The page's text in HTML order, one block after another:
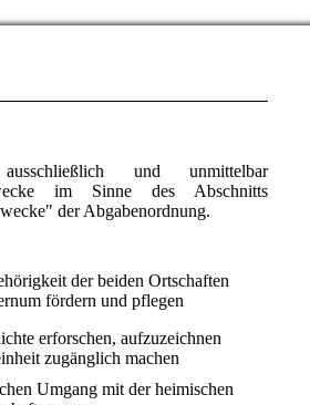
und unmittelbar
im Sinne des Abschnitts
der Abgabenordnung.
der beiden Ortschaften
fördern und pflegen
erforschen, aufzuzeichnen
zugänglich machen
Umgang mit der heimischen